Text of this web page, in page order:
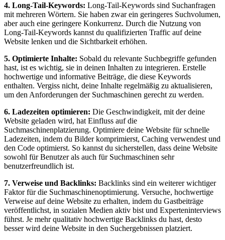
4. ⁢Long-Tail-Keywords: Long-Tail-Keywords sind Suchanfragen
mit mehreren Wörtern. Sie haben zwar ein geringeres Suchvolumen,
aber ⁢auch ⁣eine ​geringere‌ Konkurrenz. Durch die Nutzung von
Long-Tail-Keywords kannst⁣ du qualifizierten Traffic auf deine
⁤Website lenken und die ⁢Sichtbarkeit ​erhöhen.
5. ⁣Optimierte Inhalte: Sobald du relevante‍ Suchbegriffe gefunden
‍hast, ist es wichtig, sie ⁣in deinen ‌Inhalten‌ zu integrieren. Erstelle
hochwertige und informative ⁢Beiträge, die diese Keywords
enthalten. Vergiss ⁣nicht, deine Inhalte regelmäßig zu⁤ aktualisieren,
um ​den Anforderungen⁤ der Suchmaschinen gerecht zu werden.
6. Ladezeiten optimieren: Die Geschwindigkeit,‍ mit⁣ der deine
Website geladen​ wird, hat Einfluss auf die
Suchmaschinenplatzierung. Optimiere⁣ deine⁤ Website für⁣ schnelle
Ladezeiten, indem ​du Bilder komprimierst,⁤ Caching⁤ verwendest und
den Code optimierst. So kannst du sicherstellen, dass deine Website‌
sowohl für Benutzer als auch für ​Suchmaschinen ‌sehr
benutzerfreundlich ist.
7. Verweise und Backlinks: Backlinks sind ein weiterer⁤ wichtiger​
Faktor für die Suchmaschinenoptimierung. Versuche, hochwertige
⁤Verweise⁢ auf deine‍ Website zu ⁢erhalten, indem‌ du⁤ Gastbeiträge
veröffentlichst,⁣ in sozialen Medien​ aktiv bist und Experteninterviews
führst. Je mehr qualitativ ⁢hochwertige ⁤Backlinks ⁢du ‌hast,​ desto
besser wird ​deine Website in ⁤den Suchergebnissen platziert.